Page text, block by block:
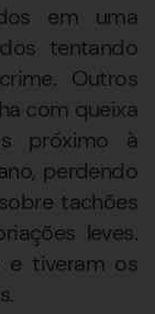
em uma
tentando
Outros
com queixa
próximo à
perdendo
tachões
leves.
e tiveram os